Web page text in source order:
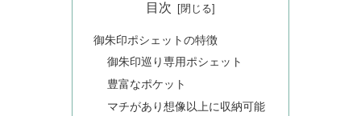
目次
御朱印ポシェットの特徴
御朱印巡り専用ポシェット
豊富なポケット
マチがあり想像以上に収納可能